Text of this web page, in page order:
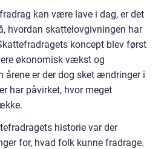
kan være lave i dag, er det
hvordan skattelovgivningen har
koncept blev først
økonomisk vækst og
årene er der dog sket ændringer i
har påvirket, hvor meget
historie var der
for, hvad folk kunne fradrage.